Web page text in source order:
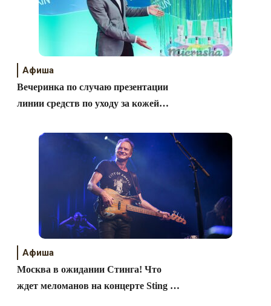
Афиша
Вечеринка по случаю презентации
линии средств по уходу за кожей
Афиша
Москва в ожидании Стинга! Что
ждет меломанов на концерте Sting 3